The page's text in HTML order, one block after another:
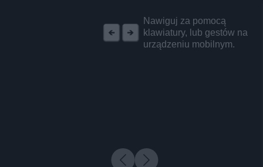
Nawiguj za pomocą
klawiatury, lub gestów na
urządzeniu mobilnym.